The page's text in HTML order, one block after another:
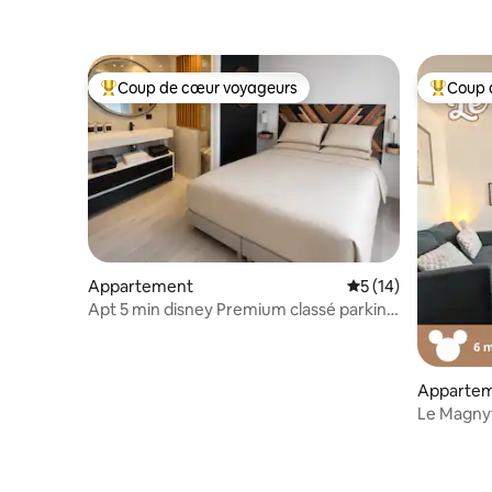
Coups de cœur voyageurs les plus appréciés
Coup de cœur voyageurs
Appartement Évaluation
5 (14)
Apt 5 min disney Premium classé parking
Coups
Coup
Le